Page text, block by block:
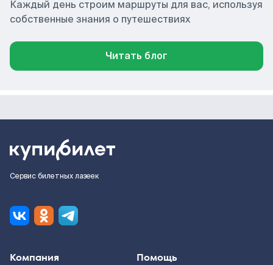
Каждый день строим маршруты для вас, используя
собственные знания о путешествиях
Читать блог
Сервис билетных лазеек
Компания Помощь